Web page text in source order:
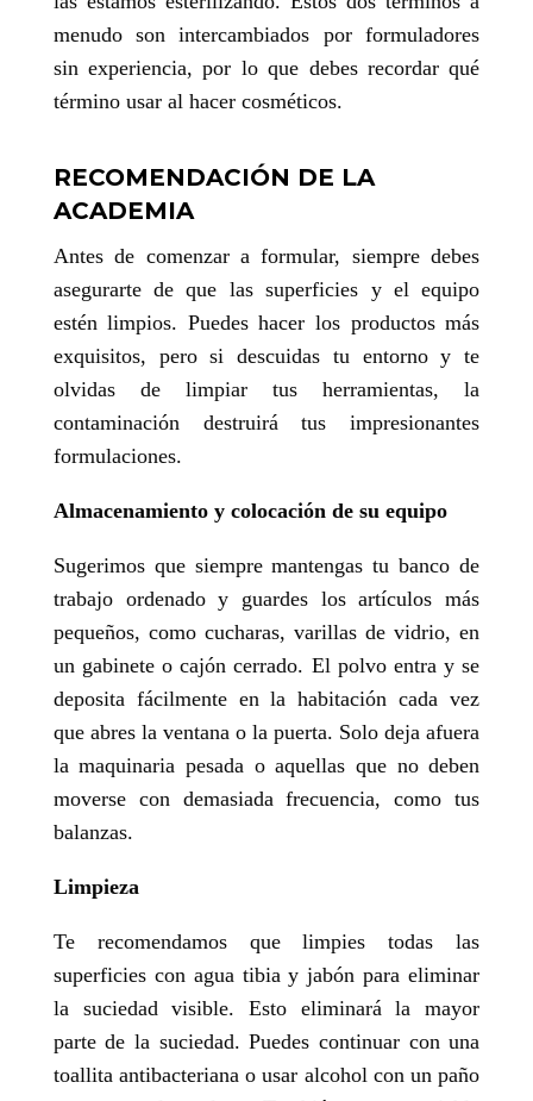
menudo son intercambiados por formuladores
sin experiencia, por lo que debes recordar qué
término usar al hacer cosméticos.
RECOMENDACIÓN DE LA
ACADEMIA
Antes de comenzar a formular, siempre debes
asegurarte de que las superficies y el equipo
estén limpios. Puedes hacer los productos más
exquisitos, pero si descuidas tu entorno y te
olvidas de limpiar tus herramientas, la
contaminación destruirá tus impresionantes
formulaciones.
Almacenamiento y colocación de su equipo
Sugerimos que siempre mantengas tu banco de
trabajo ordenado y guardes los artículos más
pequeños, como cucharas, varillas de vidrio, en
un gabinete o cajón cerrado. El polvo entra y se
deposita fácilmente en la habitación cada vez
que abres la ventana o la puerta. Solo deja afuera
la maquinaria pesada o aquellas que no deben
moverse con demasiada frecuencia, como tus
balanzas.
Limpieza
Te recomendamos que limpies todas las
superficies con agua tibia y jabón para eliminar
la suciedad visible. Esto eliminará la mayor
parte de la suciedad. Puedes continuar con una
toallita antibacteriana o usar alcohol con un paño